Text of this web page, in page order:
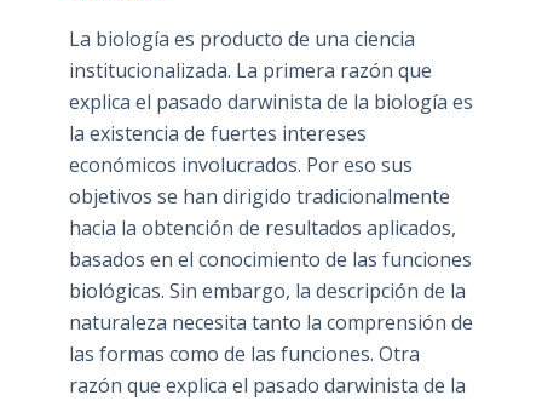
La biología es producto de una ciencia
institucionalizada. La primera razón que
explica el pasado darwinista de la biología es
la existencia de fuertes intereses
económicos involucrados. Por eso sus
objetivos se han dirigido tradicionalmente
hacia la obtención de resultados aplicados,
basados en el conocimiento de las funciones
biológicas. Sin embargo, la descripción de la
naturaleza necesita tanto la comprensión de
las formas como de las funciones. Otra
razón que explica el pasado darwinista de la